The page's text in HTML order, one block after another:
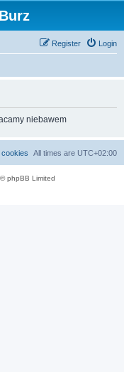
Login
Register
niebawem
All times are UTC+02:00
cookies
phpBB Limited